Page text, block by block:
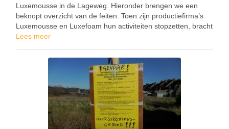
Luxemousse in de Lageweg. Hieronder brengen we een
beknopt overzicht van de feiten. Toen zijn productiefirma’s
Luxemousse en Luxefoam hun activiteiten stopzetten, bracht
de eigenaar door middel van geruisloze en andere fusies …
Lees meer